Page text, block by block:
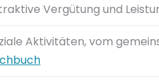
Vergütung und
Aktivitäten, vom